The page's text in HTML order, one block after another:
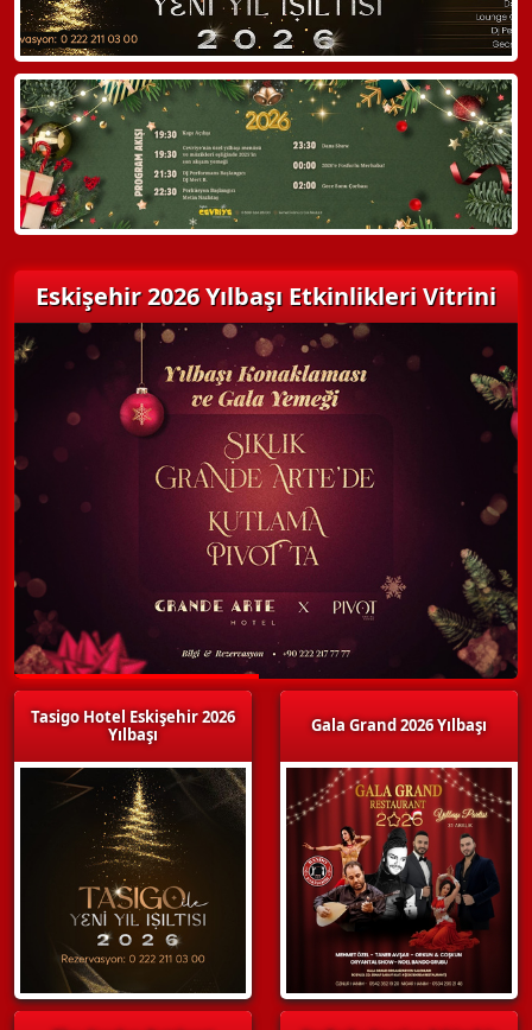
Hemen Arayın
Detaylı Bilgi Alın
Eskişehir 2026 Yılbaşı Etkinlikleri Vitrini
Tasigo Hotel Eskişehir 2026
Yılbaşı
Gala Grand 2026 Yılbaşı